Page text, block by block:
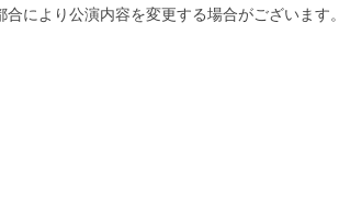
合により公演内容を変更する場合がございます